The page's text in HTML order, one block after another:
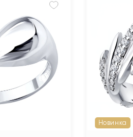
Новинка